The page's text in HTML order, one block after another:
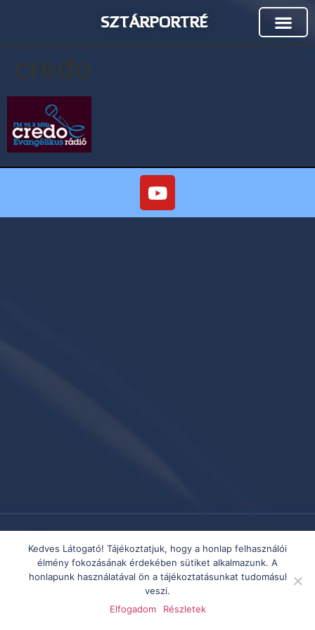
SZTÁRPORTRÉ
credo
Kedves Látogató! Tájékoztatjuk, hogy a honlap felhasználói
élmény fokozásának érdekében sütiket alkalmazunk. A
honlapunk használatával ön a tájékoztatásunkat tudomásul
veszi.
Elfogadom
Részletek